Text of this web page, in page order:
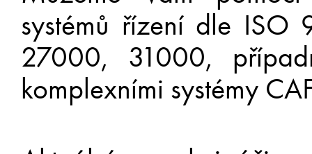
systémů řízení dle
27000, 31000,
komplexními systémy